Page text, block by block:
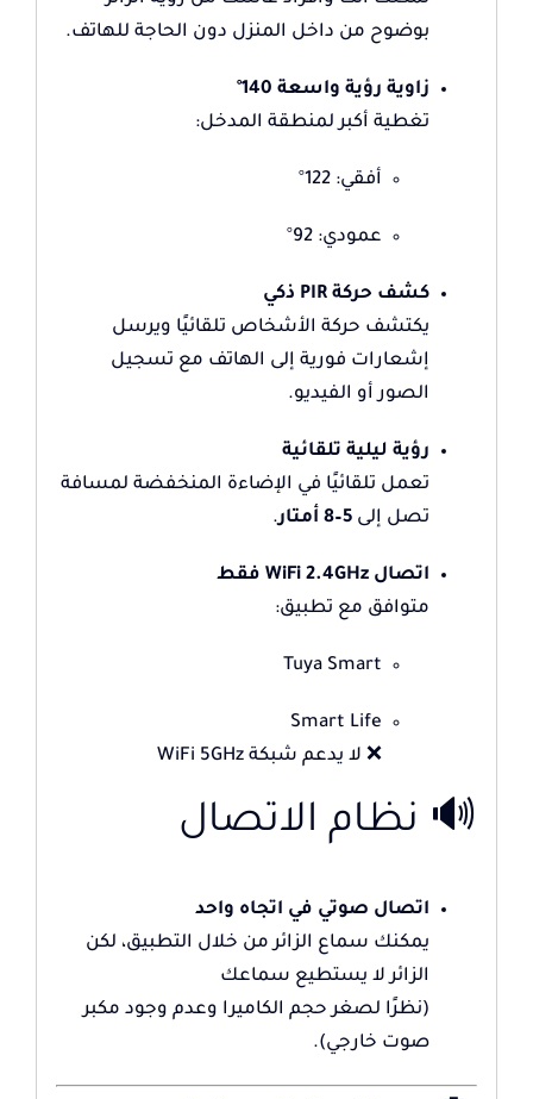
بوضوح من داخل المنزل دون الحاجة للهاتف.
زاوية رؤية واسعة 140°
تغطية أكبر لمنطقة المدخل:
أفقي: 122°
عمودي: 92°
كشف حركة PIR ذكي
يكتشف حركة الأشخاص تلقائيًا ويرسل
إشعارات فورية إلى الهاتف مع تسجيل
الصور أو الفيديو.
رؤية ليلية تلقائية
تعمل تلقائيًا في الإضاءة المنخفضة لمسافة
تصل إلى 5–8 أمتار .
اتصال WiFi 2.4GHz فقط
متوافق مع تطبيق:
Tuya Smart
Smart Life
❌ لا يدعم شبكة WiFi 5GHz
🔊 نظام الاتصال
اتصال صوتي في اتجاه واحد
يمكنك سماع الزائر من خلال التطبيق، لكن
الزائر لا يستطيع سماعك
(نظرًا لصغر حجم الكاميرا وعدم وجود مكبر
صوت خارجي).